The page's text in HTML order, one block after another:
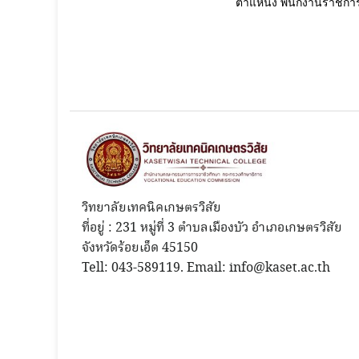
วิทยาลัยเทคนิคเกษตรวิสัย
ที่อยู่ : 231 หมู่ที่ 3 ตำบลเมืองบัว อำเภอเกษตรวิสัย
จังหวัดร้อยเอ็ด 45150
Tell: 043-589119. Email: info@kaset.ac.th